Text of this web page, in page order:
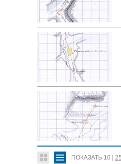
ПОКАЗАТЬ 10